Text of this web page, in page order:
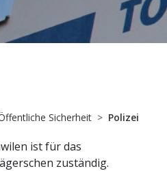
Sicherheit Polizei
ist für das
zuständig.